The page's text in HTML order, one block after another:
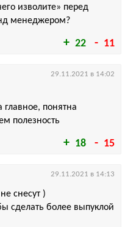
22 11
изволите» перед
менеджером?
18 15
понятна
полезность
29.11.2021 в 14:02
снесут )
сделать более выпуклой
29.11.2021 в 14:13